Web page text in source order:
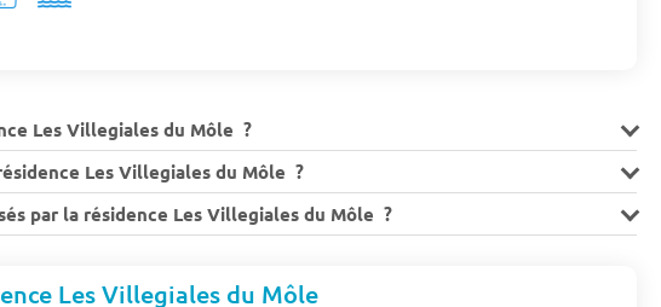
Les Villegiales du Môle ?
Les Villegiales du Môle ?
par la résidence Les Villegiales du Môle ?
Les Villegiales du Môle